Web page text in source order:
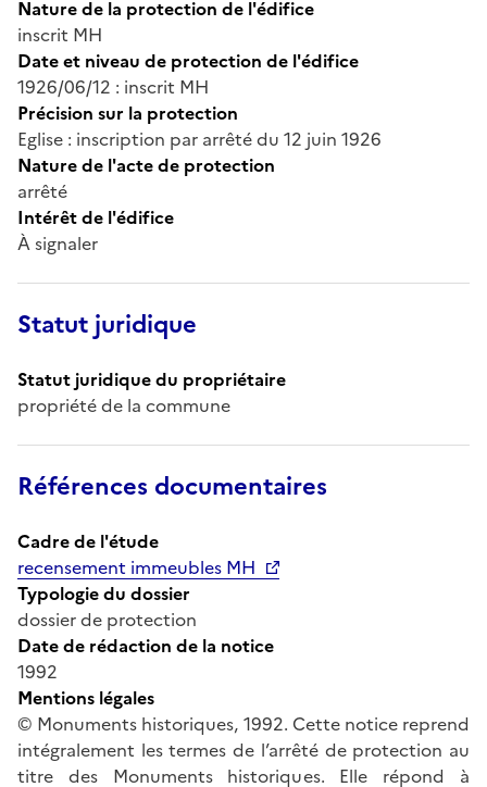
Nature de la protection de l'édifice
inscrit MH
Date et niveau de protection de l'édifice
1926/06/12 : inscrit MH
Précision sur la protection
Eglise : inscription par arrêté du 12 juin 1926
Nature de l'acte de protection
arrêté
Intérêt de l'édifice
À signaler
Statut juridique
Statut juridique du propriétaire
propriété de la commune
Références documentaires
Cadre de l'étude
recensement immeubles MH
Typologie du dossier
dossier de protection
Date de rédaction de la notice
1992
Mentions légales
© Monuments historiques, 1992. Cette notice reprend
intégralement les termes de l’arrêté de protection au
titre des Monuments historiques. Elle répond à